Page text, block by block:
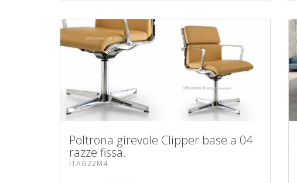
Poltrona girevole Clipper base a 04
razze fissa.
ITAG22M4